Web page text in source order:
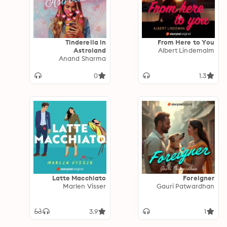
From Here to You
Albert Lindemalm
1.3
Tinderella in
Astroland
Anand Sharma
0
Foreigner
Gauri Patwardhan
1
Latte Macchiato
Marlen Visser
3.9